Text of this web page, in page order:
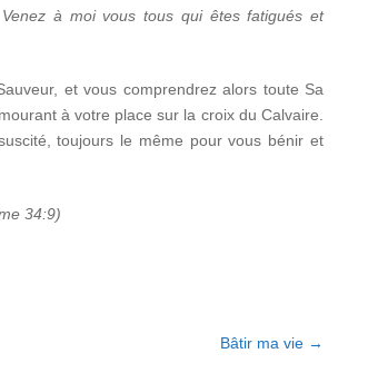
à moi vous tous qui êtes fatigués et
et vous comprendrez alors toute Sa
à votre place sur la croix du Calvaire.
toujours le même pour vous bénir et
34:9)
Bâtir ma vie →